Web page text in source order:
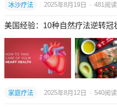
冰沙疗法 2025年8月19日 · 481 阅读
美国经验：10种自然疗法逆转冠
家庭疗法 2025年8月12日 · 540阅读